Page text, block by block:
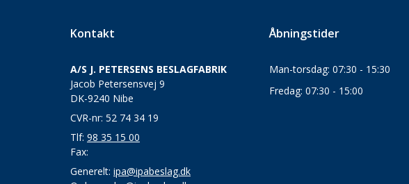
Kontakt
A/S J. PETERSENS BESLAGFABRIK
Jacob Petersensvej 9
DK-9240 Nibe
CVR-nr: 52 74 34 19
Tlf: 98 35 15 00
Fax:
Generelt: ipa@ipabeslag.dk
Åbningstider
Man-torsdag: 07:30 - 15:30
Fredag: 07:30 - 15:00